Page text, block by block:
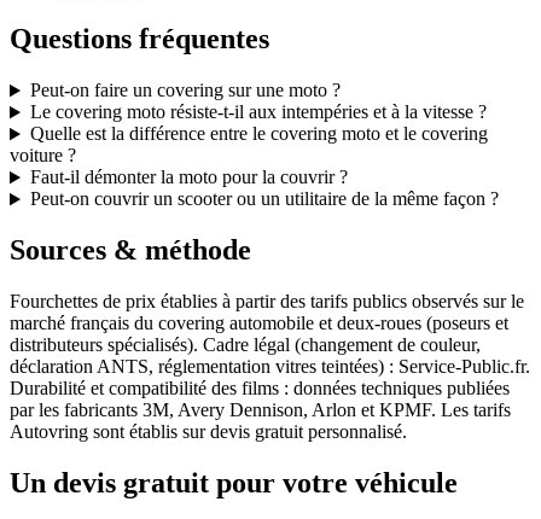
Questions fréquentes
Peut-on faire un covering sur une moto ?
Le covering moto résiste-t-il aux intempéries et à la vitesse ?
Quelle est la différence entre le covering moto et le covering
voiture ?
Faut-il démonter la moto pour la couvrir ?
Peut-on couvrir un scooter ou un utilitaire de la même façon ?
Sources & méthode
Fourchettes de prix établies à partir des tarifs publics observés sur le
marché français du covering automobile et deux-roues (poseurs et
distributeurs spécialisés). Cadre légal (changement de couleur,
déclaration ANTS, réglementation vitres teintées) : Service-Public.fr.
Durabilité et compatibilité des films : données techniques publiées
par les fabricants 3M, Avery Dennison, Arlon et KPMF. Les tarifs
Autovring sont établis sur devis gratuit personnalisé.
Un devis gratuit pour votre véhicule